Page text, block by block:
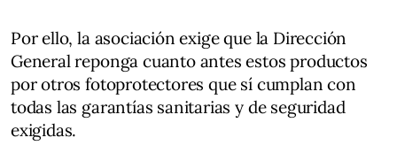
Por ello, la asociación exige que la Dirección
General reponga cuanto antes estos productos
por otros fotoprotectores que sí cumplan con
todas las garantías sanitarias y de seguridad
exigidas.